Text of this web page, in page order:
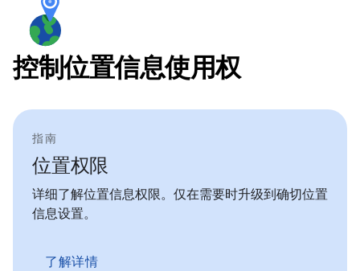
控制位置信息使用权
指南
位置权限
详细了解位置信息权限。仅在需要时升级到确切位置
信息设置。
了解详情